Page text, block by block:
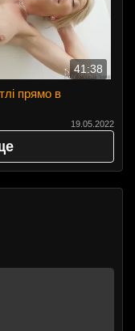
41:38
прямо в
19.05.2022